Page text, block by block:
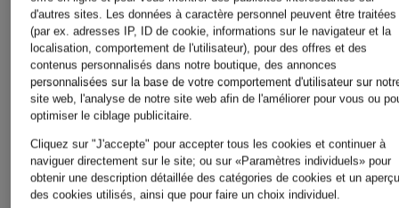
mariage
pour
Hommes
Sneakers
pour
Femmes
d'autres sites. Les données à caractère personnel peuvent être traitées
(par ex. adresses IP, ID de cookie, informations sur le navigateur et la
localisation, comportement de l'utilisateur), pour des offres et des
contenus personnalisés dans notre boutique, des annonces
personnalisées sur la base de votre comportement d'utilisateur sur
site web, l'analyse de notre site web afin de l'améliorer pour vous ou
optimiser le ciblage publicitaire.
Cliquez sur "J'accepte" pour accepter tous les cookies et continuer à
naviguer directement sur le site; ou sur «Paramètres individuels» pour
obtenir une description détaillée des catégories de cookies et un
des cookies utilisés, ainsi que pour faire un choix individuel.